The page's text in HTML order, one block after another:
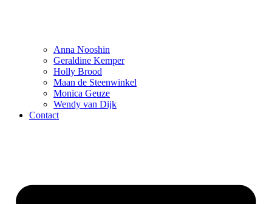
Anna Nooshin
Geraldine Kemper
Holly Brood
Maan de Steenwinkel
Monica Geuze
Wendy van Dijk
Contact